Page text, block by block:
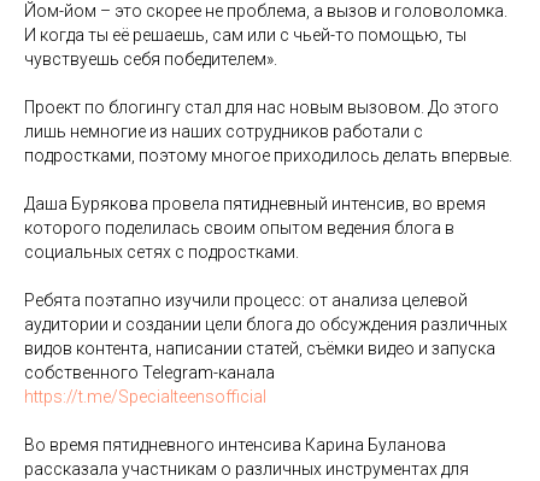
Йом-йом – это скорее не проблема, а вызов и головоломка.
И когда ты еë решаешь, сам или с чьей-то помощью, ты
чувствуешь себя победителем».
Проект по блогингу стал для нас новым вызовом. До этого
лишь немногие из наших сотрудников работали с
подростками, поэтому многое приходилось делать впервые.
Даша Бурякова провела пятидневный интенсив, во время
которого поделилась своим опытом ведения блога в
социальных сетях с подростками.
Ребята поэтапно изучили процесс: от анализа целевой
аудитории и создании цели блога до обсуждения различных
видов контента, написании статей, съёмки видео и запуска
собственного Telegram-канала
https://t.me/Specialteensofficial
Во время пятидневного интенсива Карина Буланова
рассказала участникам о различных инструментах для